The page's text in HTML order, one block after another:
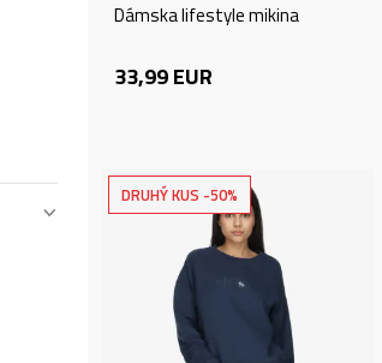
Dámska lifestyle mikina
33,99EUR
DRUHÝ KUS -50%